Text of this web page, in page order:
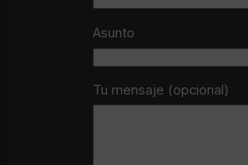
Asunto
Tu mensaje (opcional)